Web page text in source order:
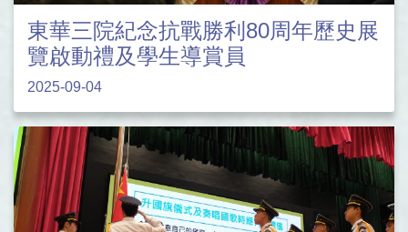
東華三院紀念抗戰勝利80周年歷史展
覽啟動禮及學生導賞員
2025-09-04